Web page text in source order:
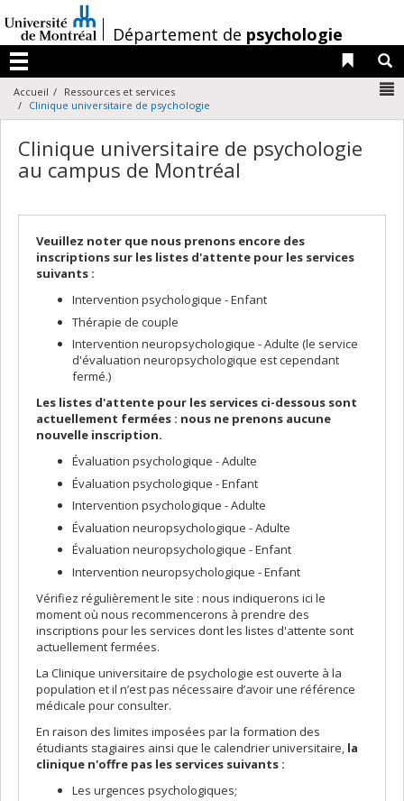
au
contenu
/Département de psychologie
Menu
Liens
Accueil
Ressources et services
Clinique universitaire de psychologie
Clinique universitaire de psychologie
au campus de Montréal
Veuillez noter que nous prenons encore des
inscriptions sur les listes d'attente pour les services
suivants :
Intervention psychologique - Enfant
Thérapie de couple
Intervention neuropsychologique - Adulte (le service
d'évaluation neuropsychologique est cependant
fermé.)
Les listes d'attente pour les services ci-dessous sont
actuellement fermées : nous ne prenons aucune
nouvelle inscription.
Évaluation psychologique - Adulte
Évaluation psychologique - Enfant
Intervention psychologique - Adulte
Évaluation neuropsychologique - Adulte
Évaluation neuropsychologique - Enfant
Intervention neuropsychologique - Enfant
Vérifiez régulièrement le site : nous indiquerons ici le
moment où nous recommencerons à prendre des
inscriptions pour les services dont les listes d'attente sont
actuellement fermées.
La Clinique universitaire de psychologie est ouverte à la
population et il n’est pas nécessaire d’avoir une référence
médicale pour consulter.
En raison des limites imposées par la formation des
étudiants stagiaires ainsi que le calendrier universitaire, la
clinique n'offre pas les services suivants :
Les urgences psychologiques;